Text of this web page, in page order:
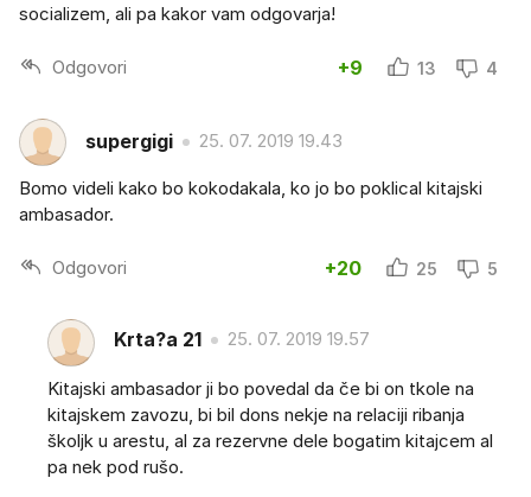
socializem, ali pa kakor vam odgovarja!
Odgovori +9 13 4
supergigi 25. 07. 2019 19.43
Bomo videli kako bo kokodakala, ko jo bo poklical kitajski
ambasador.
Odgovori +20 25 5
Krta?a 21 25. 07. 2019 19.57
Kitajski ambasador ji bo povedal da če bi on tkole na
kitajskem zavozu, bi bil dons nekje na relaciji ribanja
školjk u arestu, al za rezervne dele bogatim kitajcem al
pa nek pod rušo.